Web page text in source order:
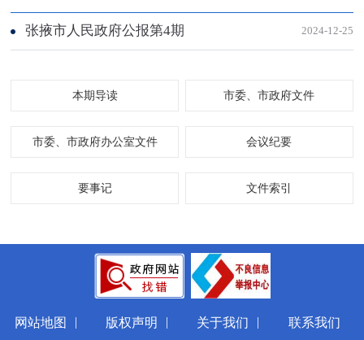
张掖市人民政府公报第4期 2024-12-25
本期导读 市委、市政府文件
市委、市政府办公室文件 会议纪要
要事记 文件索引
网站地图 | 版权声明 | 关于我们 | 联系我们